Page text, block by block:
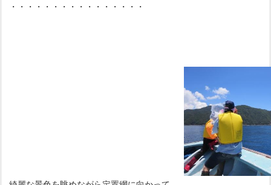
・・・・・・・・・・・・・・・・